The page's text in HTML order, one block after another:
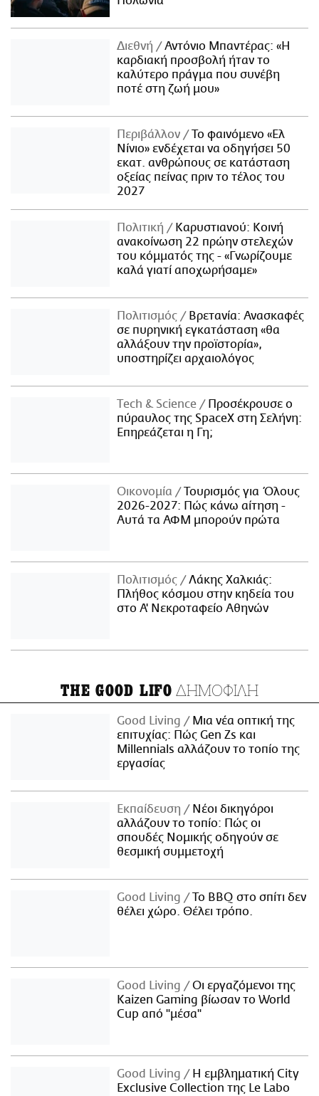
Διεθνή
Αντόνιο Μπαντέρας: «Η
καρδιακή προσβολή ήταν το
καλύτερο πράγμα που συνέβη
ποτέ στη ζωή μου»
Περιβάλλον
Το φαινόμενο «Ελ
Νίνιο» ενδέχεται να οδηγήσει 50
εκατ. ανθρώπους σε κατάσταση
οξείας πείνας πριν το τέλος του
2027
Πολιτική
Καρυστιανού: Κοινή
ανακοίνωση 22 πρώην στελεχών
του κόμματός της - «Γνωρίζουμε
καλά γιατί αποχωρήσαμε»
Πολιτισμός
Βρετανία: Ανασκαφές
σε πυρηνική εγκατάσταση «θα
αλλάξουν την προϊστορία»,
υποστηρίζει αρχαιολόγος
Τech & Science
Προσέκρουσε ο
πύραυλος της SpaceX στη Σελήνη:
Επηρεάζεται η Γη;
Οικονομία
Τουρισμός για Όλους
2026-2027: Πώς κάνω αίτηση -
Αυτά τα ΑΦΜ μπορούν πρώτα
Πολιτισμός
Λάκης Χαλκιάς:
Πλήθος κόσμου στην κηδεία του
στο Α' Νεκροταφείο Αθηνών
THE GOOD LIFO ΔΗΜΟΦΙΛΗ
Good Living
Μια νέα οπτική της
επιτυχίας: Πώς Gen Zs και
Millennials αλλάζουν το τοπίο της
εργασίας
Εκπαίδευση
Νέοι δικηγόροι
αλλάζουν το τοπίο: Πώς οι
σπουδές Νομικής οδηγούν σε
θεσμική συμμετοχή
Good Living
Το BBQ στο σπίτι δεν
θέλει χώρο. Θέλει τρόπο.
Good Living
Οι εργαζόμενοι της
Kaizen Gaming βίωσαν το World
Cup από "μέσα"
Good Living
Η εμβληματική City
Exclusive Collection της Le Labo